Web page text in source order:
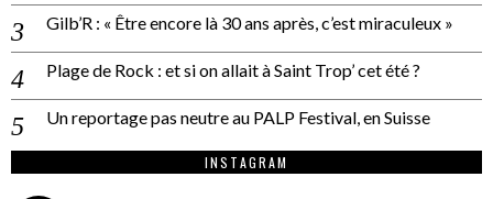
Gilb’R : « Être encore là 30 ans après, c’est miraculeux »
Plage de Rock : et si on allait à Saint Trop’ cet été ?
Un reportage pas neutre au PALP Festival, en Suisse
INSTAGRAM